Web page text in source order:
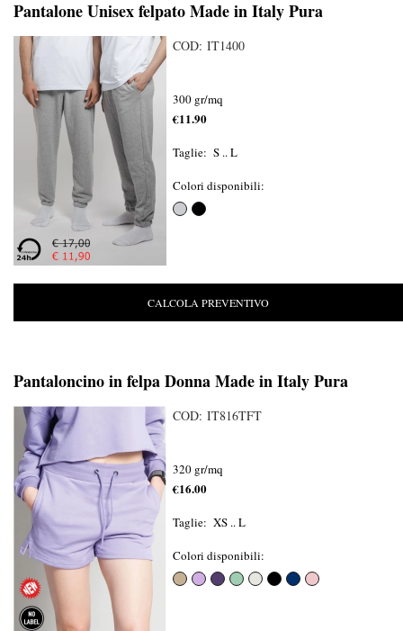
Pantalone Unisex felpato Made in Italy Pura
COD: IT1400
300 gr/mq
€11.90
Taglie: S .. L
Colori disponibili:
CALCOLA PREVENTIVO
Pantaloncino in felpa Donna Made in Italy Pura
COD: IT816TFT
320 gr/mq
€16.00
Taglie: XS .. L
Colori disponibili: